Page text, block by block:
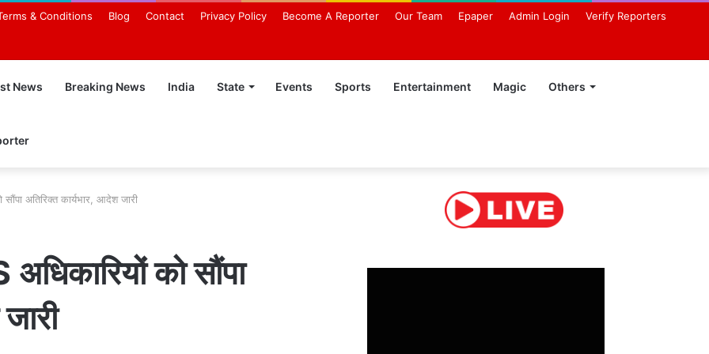
& Conditions Blog Contact Privacy Policy Become A Reporter Our Team Epaper Admin Login Verify Reporters
News Breaking News India State Events Sports Entertainment Magic Others
अतिरिक्त कार्यभार, आदेश जारी
को सौंपा